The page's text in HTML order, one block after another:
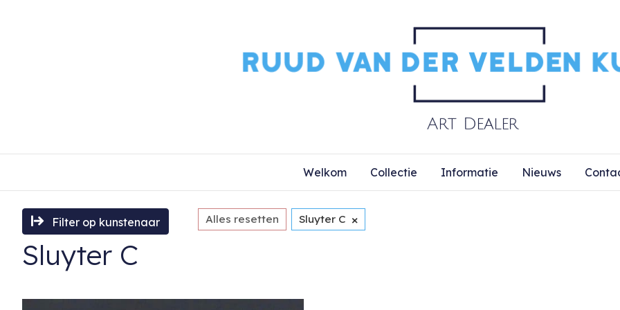
Welkom Collectie Informatie Nieuws
Filter op kunstenaar Alles resetten Sluyter C ×
Sluyter C